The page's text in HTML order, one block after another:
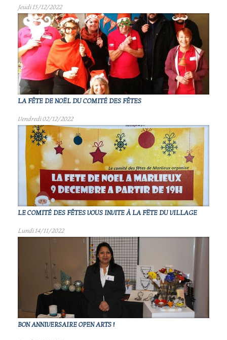
Jeudi 15/12/2022
LA FÊTE DE NOËL DU COMITÉ DES FÊTES
Vendredi 02/12/2022
LE COMITÉ DES FÊTES VOUS INVITE À LA FËTE DU VILLAGE
Lundi 14/11/2022
BON ANNIVERSAIRE OPEN ARTS !